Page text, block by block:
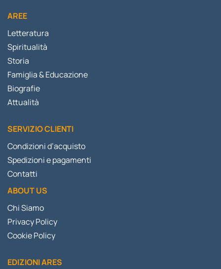
AREE
Letteratura
Spiritualità
Storia
Famiglia & Educazione
Biografie
Attualità
SERVIZIO CLIENTI
Condizioni d’acquisto
Spedizioni e pagamenti
Contatti
ABOUT US
Chi Siamo
Privacy Policy
Cookie Policy
EDIZIONI ARES